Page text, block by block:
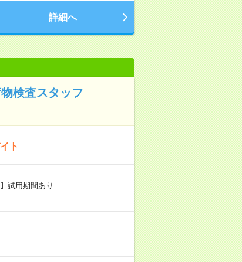
詳細へ
検査スタッフ
ト
試用期間あり…